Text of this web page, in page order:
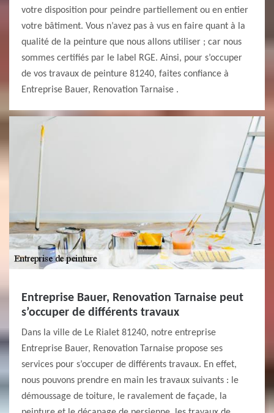
votre disposition pour peindre partiellement ou en entier
votre bâtiment. Vous n’avez pas à vus en faire quant à la
qualité de la peinture que nous allons utiliser ; car nous
sommes certifiés par le label RGE. Ainsi, pour s’occuper
de vos travaux de peinture 81240, faites confiance à
Entreprise Bauer, Renovation Tarnaise .
Entreprise Bauer, Renovation Tarnaise peut
s’occuper de différents travaux
Dans la ville de Le Rialet 81240, notre entreprise
Entreprise Bauer, Renovation Tarnaise propose ses
services pour s’occuper de différents travaux. En effet,
nous pouvons prendre en main les travaux suivants : le
démoussage de toiture, le ravalement de façade, la